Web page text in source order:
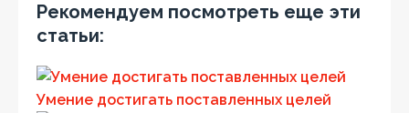
Рекомендуем посмотреть еще эти
статьи:
Умение достигать поставленных целей